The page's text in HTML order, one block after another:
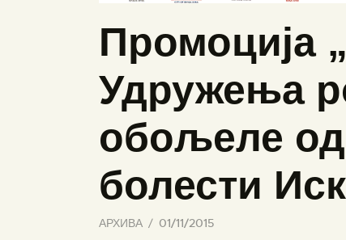
Промоција
Удружења
обољеле
болести
АРХИВА 01/11/2015